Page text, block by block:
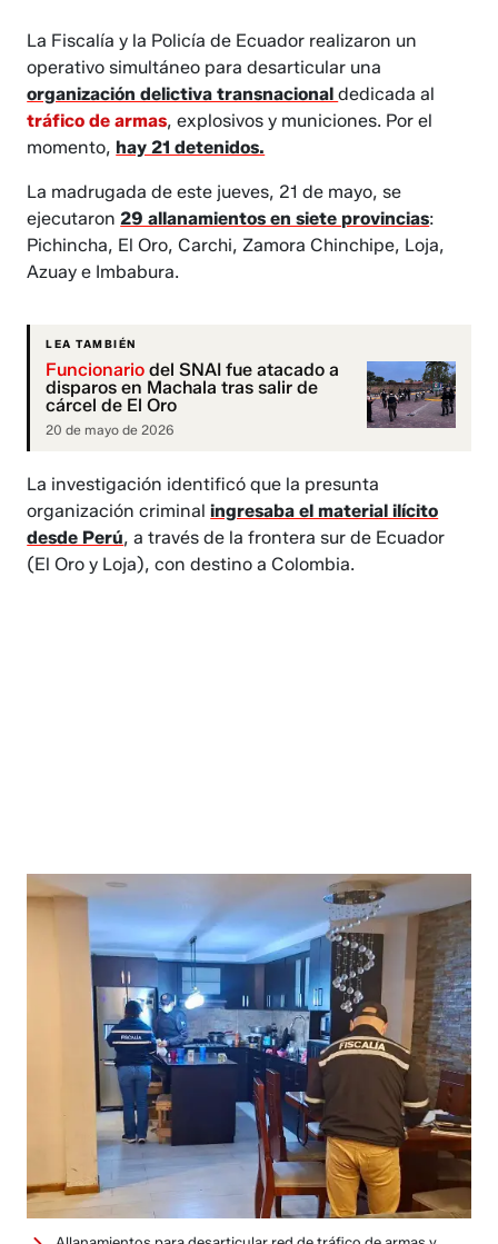
La Fiscalía y la Policía de Ecuador realizaron un
operativo simultáneo para desarticular una
organización delictiva transnacionaldedicada al
tráfico de armas, explosivos y municiones. Por el
momento, hay 21 detenidos.
La madrugada de este jueves, 21 de mayo, se
ejecutaron29 allanamientos en siete provincias:
Pichincha, El Oro, Carchi, Zamora Chinchipe, Loja,
Azuay e Imbabura.
LEA TAMBIÉN
Funcionario del SNAI fue atacado a
disparos en Machala tras salir de
cárcel de El Oro
20 de mayo de 2026
La investigación identificó que la presunta
organización criminalingresaba el material ilícito
desde Perú, a través de la frontera sur de Ecuador
(El Oro y Loja), con destino a Colombia.